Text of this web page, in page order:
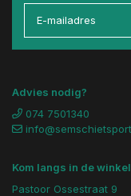
Advies nodig?
074 7501340
Kom langs in de winkel
Pastoor Ossestraat 9